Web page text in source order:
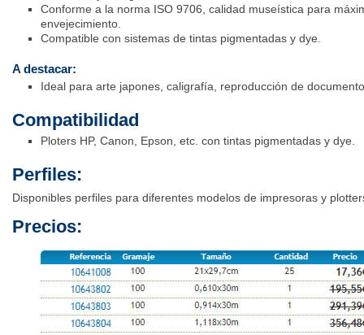
Conforme a la norma ISO 9706, calidad museística para
envejecimiento.
Compatible con sistemas de tintas pigmentadas y dye.
A destacar:
Ideal para arte japones, caligrafía, reproducción de
Compatibilidad
Ploters HP, Canon, Epson, etc. con tintas pigmentadas y dye.
Perfiles:
Disponibles perfiles para diferentes modelos de impresoras y
Precios: